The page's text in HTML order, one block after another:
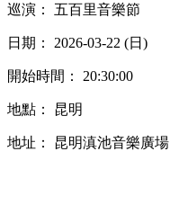
巡演： 五百里音樂節
日期： 2026-03-22 (日)
開始時間： 20:30:00
地點： 昆明
地址： 昆明滇池音樂廣場